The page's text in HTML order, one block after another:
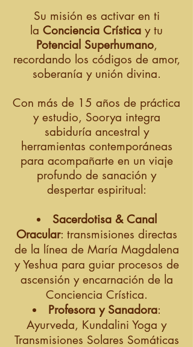
Su misión es activar en ti
la Conciencia Crística y tu
Potencial Superhumano,
recordando los códigos de amor,
soberanía y unión divina.
Con más de 15 años de práctica
y estudio, Soorya integra
sabiduría ancestral y
herramientas contemporáneas
para acompañarte en un viaje
profundo de sanación y
despertar espiritual:
Sacerdotisa & Canal
Oracular: transmisiones directas
de la línea de María Magdalena
y Yeshua para guiar procesos de
ascensión y encarnación de la
Conciencia Crística.
Profesora y Sanadora:
Ayurveda, Kundalini Yoga y
Transmisiones Solares Somáticas